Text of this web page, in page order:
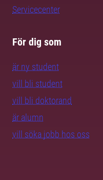
Servicecenter
För dig som
är ny student
vill bli student
vill bli doktorand
är alumn
vill söka jobb hos oss